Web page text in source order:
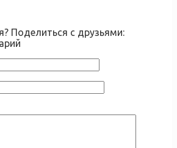
Поделиться с друзьями: